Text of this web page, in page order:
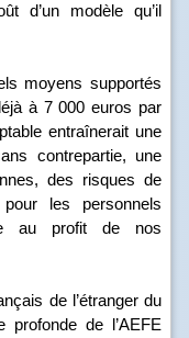
d’un modèle qu’il
moyens supportés
à 7 000 euros par
entraînerait une
contrepartie, une
des risques de
pour les personnels
au profit de nos
de l’étranger du
profonde de l’AEFE